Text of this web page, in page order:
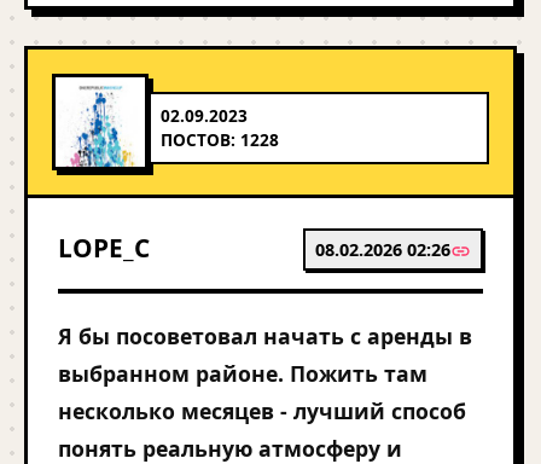
02.09.2023
ПОСТОВ: 1228
LOPE_C 08.02.2026 02:26
Я бы посоветовал начать с аренды в
выбранном районе. Пожить там
несколько месяцев - лучший способ
понять реальную атмосферу и